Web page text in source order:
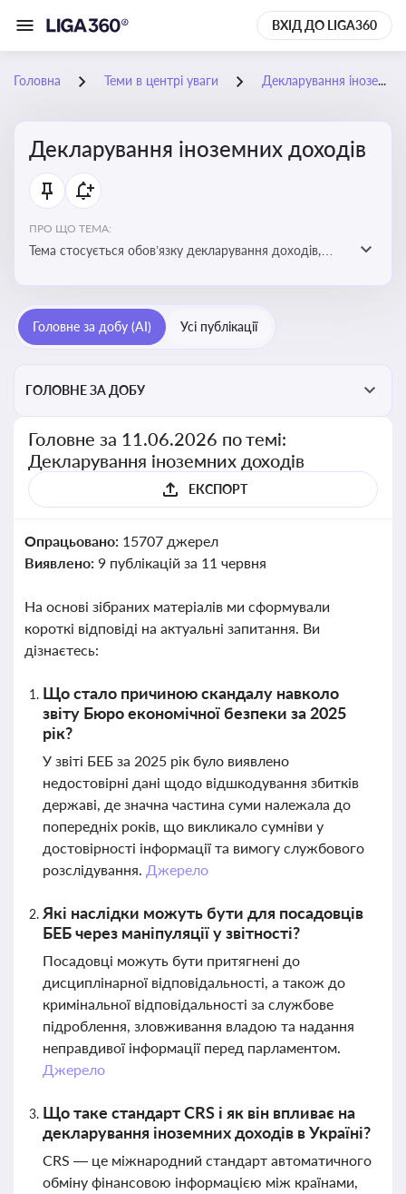
ВХІД ДО LIGA360
Головна Теми в центрі уваги Декларування іноземних доходів
Декларування іноземних доходів
ПРО ЩО ТЕМА:
Тема стосується обов’язку декларування доходів,
уникнення подвійного оподаткування
Головне за добу (AI) Усі публікації
ГОЛОВНЕ ЗА ДОБУ
Головне за 11.06.2026 по темі:
Декларування іноземних доходів
ЕКСПОРТ
Опрацьовано: 15707 джерел
Виявлено: 9 публікацій за 11 червня
На основі зібраних матеріалів ми сформували
короткі відповіді на актуальні запитання. Ви
дізнаєтесь:
Що стало причиною скандалу навколо
звіту Бюро економічної безпеки за 2025
рік?
У звіті БЕБ за 2025 рік було виявлено
недостовірні дані щодо відшкодування збитків
державі, де значна частина суми належала до
попередніх років, що викликало сумніви у
достовірності інформації та вимогу службового
розслідування. Джерело
Які наслідки можуть бути для посадовців
БЕБ через маніпуляції у звітності?
Посадовці можуть бути притягнені до
дисциплінарної відповідальності, а також до
кримінальної відповідальності за службове
підроблення, зловживання владою та надання
неправдивої інформації перед парламентом.
Джерело
Що таке стандарт CRS і як він впливає на
декларування іноземних доходів в Україні?
CRS — це міжнародний стандарт автоматичного
обміну фінансовою інформацією між країнами,